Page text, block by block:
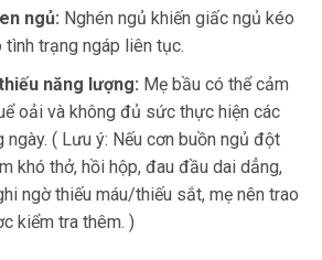
ngủ: Nghén ngủ khiến giấc ngủ kéo
tình trạng ngáp liên tục.
năng lượng: Mẹ bầu có thể cảm
oải và không đủ sức thực hiện các
( Lưu ý: Nếu cơn buồn ngủ đột
khó thở, hồi hộp, đau đầu dai dẳng,
ngờ thiếu máu/thiếu sắt, mẹ nên trao
kiểm tra thêm. )